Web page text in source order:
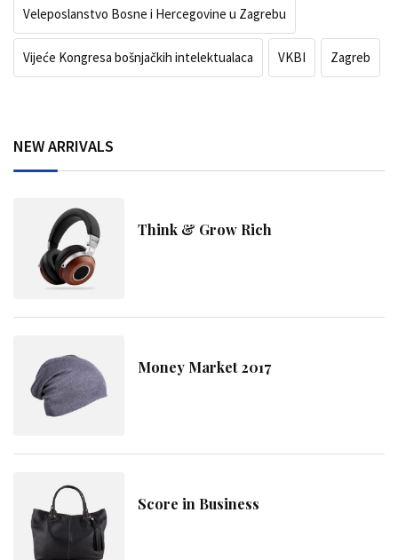
Veleposlanstvo Bosne i Hercegovine u Zagrebu
Vijeće Kongresa bošnjačkih intelektualaca VKBI Zagreb
NEW ARRIVALS
Think & Grow Rich
Money Market 2017
Score in Business